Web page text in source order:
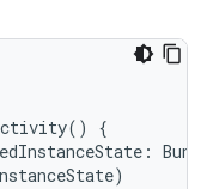
()
{
:
)